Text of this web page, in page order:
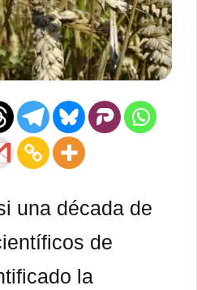
una década de
de
la